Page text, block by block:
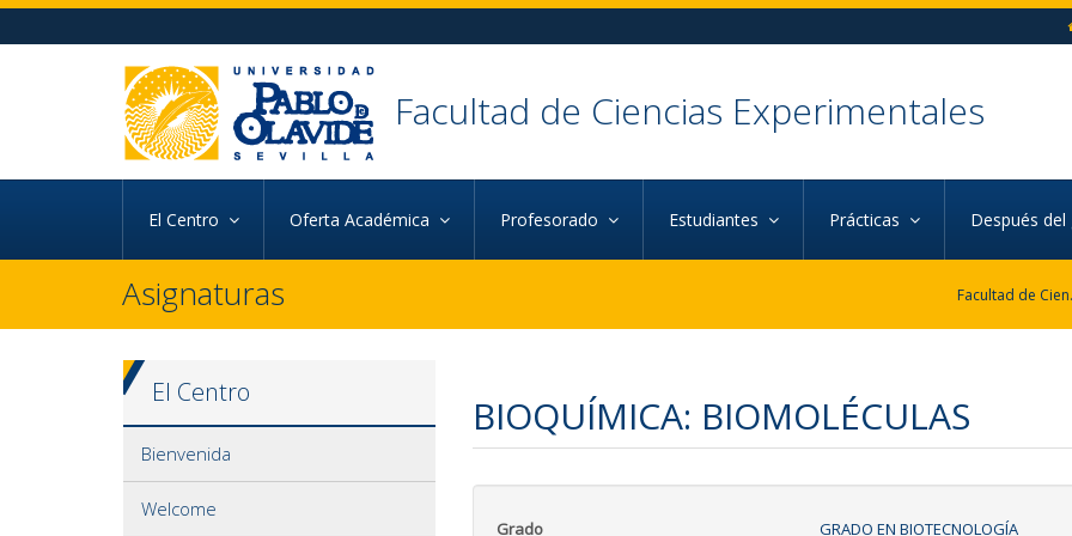
Ir al contenido principal de la página (alt + s)
Ir al pie de la página (alt + p)
Ir al menú principal (alt + u)
Facultad de Ciencias Experimentales
El Centro Oferta Académica Profesorado Estudiantes Prácticas Después del
Asignaturas
El Centro
Bienvenida
Welcome
BIOQUÍMICA: BIOMOLÉCULAS
Grado
GRADO EN BIOTECNOLOGÍA